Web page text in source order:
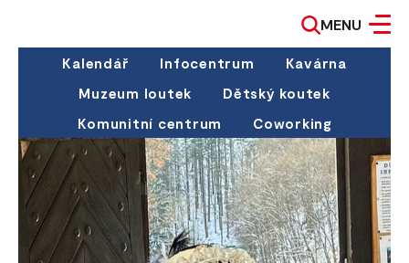
MENU
Kalendář Infocentrum
Kavárna
Muzeum loutek
Dětský koutek
Komunitní centrum
Coworking